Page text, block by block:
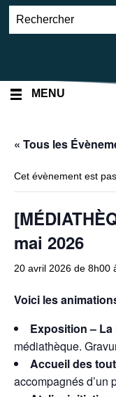
MENU
« Tous les
Cet évènement est
mai 2026
20 avril 2026 de 8h00
Voici les
Exposition – La
médiathèque.
Accueil des
accompagnés d’un